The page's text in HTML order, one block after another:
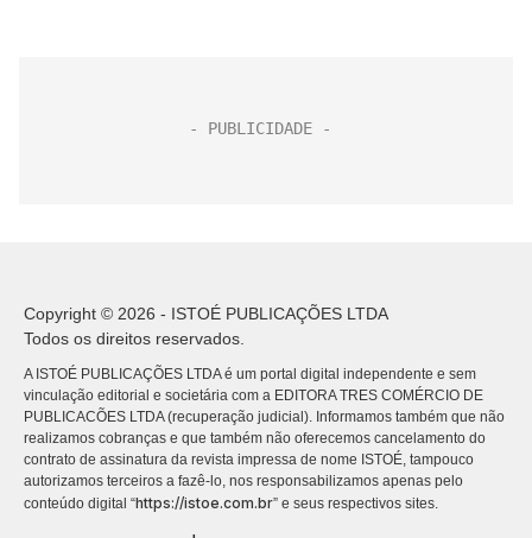
Copyright © 2026 - ISTOÉ PUBLICAÇÕES LTDA
Todos os direitos reservados.
A ISTOÉ PUBLICAÇÕES LTDA é um portal digital independente e sem
vinculação editorial e societária com a EDITORA TRES COMÉRCIO DE
PUBLICACÕES LTDA (recuperação judicial). Informamos também que não
realizamos cobranças e que também não oferecemos cancelamento do
contrato de assinatura da revista impressa de nome ISTOÉ, tampouco
autorizamos terceiros a fazê-lo, nos responsabilizamos apenas pelo
conteúdo digital “https://istoe.com.br” e seus respectivos sites.